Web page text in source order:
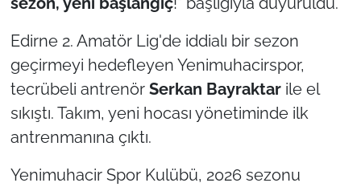
Edirne 2. Amatör Lig'de iddialı bir sezon
geçirmeyi hedefleyen Yenimuhacirspor,
tecrübeli antrenör Serkan Bayraktarile el
sıkıştı. Takım, yeni hocası yönetiminde ilk
antrenmanına çıktı.
Yenimuhacir Spor Kulübü, 2026 sezonu
Bölge
Güvenlik
Genel
Politika
Flaş Haber